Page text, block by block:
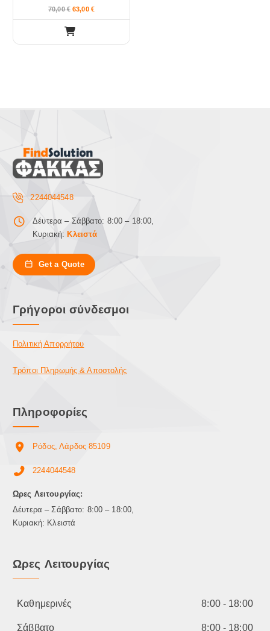
70,00€ 63,00 €
2244044548
Δέυτερα – Σάββατο: 8:00 – 18:00,
Κυριακή: Κλειστά
Get a Quote
Γρήγοροι σύνδεσμοι
Πολιτική Απορρήτου
Τρόποι Πληρωμής & Αποστολής
Πληροφορίες
Ρόδος, Λάρδος 85109
2244044548
Ωρες Λειτουργίας:
Δέυτερα – Σάββατο: 8:00 – 18:00,
Κυριακή: Κλειστά
Ωρες Λειτουργίας
Καθημερινές 8:00 - 18:00
Σάββατο 8:00 - 18:00